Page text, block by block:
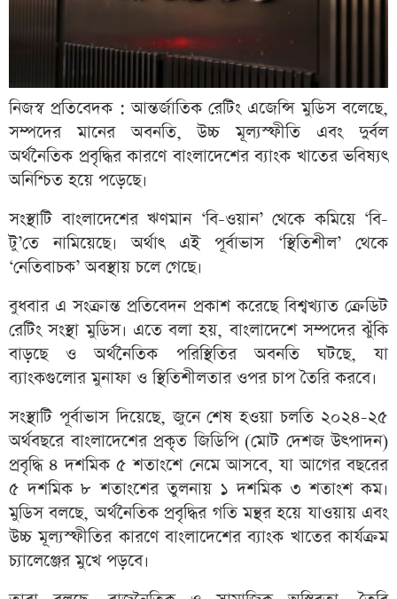
নিজস্ব প্রতিবেদক : আন্তর্জাতিক রেটিং এজেন্সি মুডিস বলেছে,
সম্পদের মানের অবনতি, উচ্চ মূল্যস্ফীতি এবং দুর্বল
অর্থনৈতিক প্রবৃদ্ধির কারণে বাংলাদেশের ব্যাংক খাতের ভবিষ্যৎ
অনিশ্চিত হয়ে পড়েছে।
সংস্থাটি বাংলাদেশের ঋণমান ‘বি-ওয়ান’ থেকে কমিয়ে ‘বি-
টু’তে নামিয়েছে। অর্থাৎ এই পূর্বাভাস ‘স্থিতিশীল’ থেকে
‘নেতিবাচক’ অবস্থায় চলে গেছে।
বুধবার এ সংক্রান্ত প্রতিবেদন প্রকাশ করেছে বিশ্বখ্যাত ক্রেডিট
রেটিং সংস্থা মুডিস। এতে বলা হয়, বাংলাদেশে সম্পদের ঝুঁকি
বাড়ছে ও অর্থনৈতিক পরিস্থিতির অবনতি ঘটছে, যা
ব্যাংকগুলোর মুনাফা ও স্থিতিশীলতার ওপর চাপ তৈরি করবে।
সংস্থাটি পূর্বাভাস দিয়েছে, জুনে শেষ হওয়া চলতি ২০২৪-২৫
অর্থবছরে বাংলাদেশের প্রকৃত জিডিপি (মোট দেশজ উৎপাদন)
প্রবৃদ্ধি ৪ দশমিক ৫ শতাংশে নেমে আসবে, যা আগের বছরের
৫ দশমিক ৮ শতাংশের তুলনায় ১ দশমিক ৩ শতাংশ কম।
মুডিস বলছে, অর্থনৈতিক প্রবৃদ্ধির গতি মন্থর হয়ে যাওয়ায় এবং
উচ্চ মূল্যস্ফীতির কারণে বাংলাদেশের ব্যাংক খাতের কার্যক্রম
চ্যালেঞ্জের মুখে পড়বে।